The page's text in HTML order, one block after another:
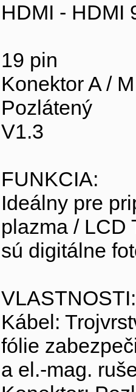
HDMI - HDMI
19 pin
Konektor A /
Pozlátený
V1.3
FUNKCIA:
Ideálny pre
plazma / LCD
sú digitálne
VLASTNOSTI:
Kábel:
fólie
a el.-mag.